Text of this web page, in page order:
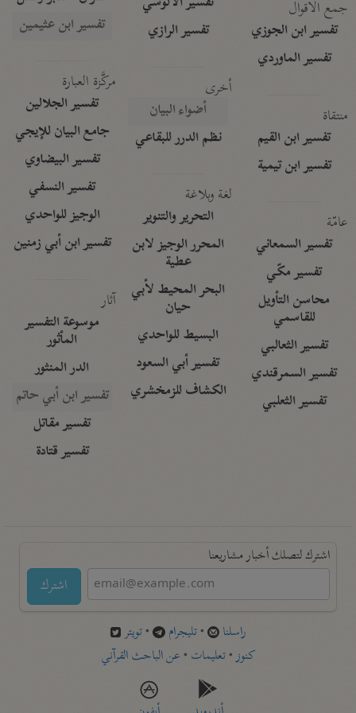
جمع الأقوال
تفسير ابن الجوزي
تفسير الماوردي
منتقاة
تفسير ابن القيم
تفسير ابن تيمية
عامّة
تفسير السمعاني
تفسير مكّي
محاسن التأويل
للقاسمي
تفسير الثعالبي
تفسير السمرقندي
تفسير الثعلبي
تفسير الرازي
أخرى
أضواء البيان
نظم الدرر للبقاعي
لغة وبلاغة
التحرير والتنوير
المحرر الوجيز لابن
عطية
البحر المحيط لأبي
حيان
البسيط للواحدي
تفسير أبي السعود
الكشاف للزمخشري
تفسير ابن عثيمين
مركَّزة العبارة
تفسير الجلالين
جامع البيان للإيجي
تفسير البيضاوي
تفسير النسفي
الوجيز للواحدي
تفسير ابن أبي زمنين
آثار
موسوعة التفسير
المأثور
الدر المنثور
تفسير ابن أبي حاتم
تفسير مقاتل
تفسير قتادة
اشترك لتصلك أخبار مشاريعنا
اشترك
راسلنا •تليجرام •تويتر
كنوز•تعليمات •عن الباحث القرآني